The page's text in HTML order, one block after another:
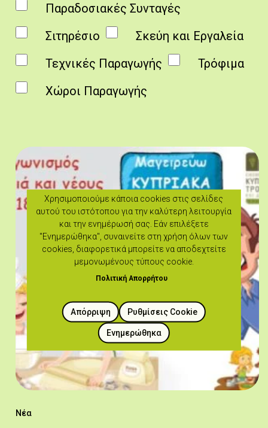
Παραδοσιακές Συνταγές
Σιτηρέσιο
Σκεύη και Εργαλεία
Τεχνικές Παραγωγής
Τρόφιμα
Χώροι Παραγωγής
Νέα
Χρησιμοποιούμε κάποια cookies στις σελίδες
αυτού του ιστότοπου για την καλύτερη λειτουργία
και την ενημέρωσή σας. Εάν επιλέξετε
"Ενημερώθηκα", συναινείτε στη χρήση όλων των
cookies, διαφορετικά μπορείτε να αποδεχτείτε
μεμονωμένους τύπους cookie.
Πολιτική Απορρήτου
Ρυθμίσεις Cookie
Απόρριψη
Ενημερώθηκα